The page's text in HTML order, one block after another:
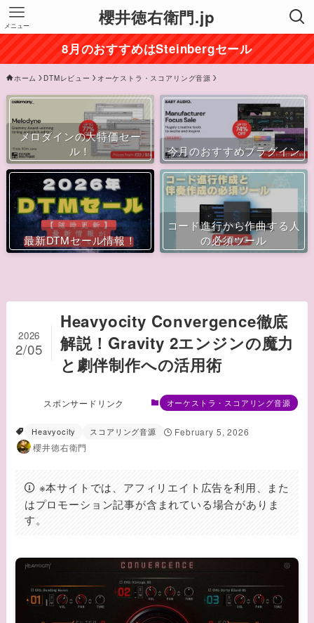
櫻井徳右衛門.jp
メニュー
8月のおすすめはSteinbergセール
ホーム DTMレビュー オーケストラ・スコアリング音源
メロダインの大特価セー
ル！
今月のおすすめプラグイン
最新DTMセール情報！
コード進行から作曲する人
の必須ツール
Heavyocity Convergence徹底
解説！Gravity 2エンジンの魔力
と劇伴制作への活用術
2026
2/05
スポンサードリンク オーケストラ・スコアリング音源
Heavyocity スコアリング音源
February 5, 2026
櫻井徳右衛門
※本サイトでは、アフィリエイト広告を利用、また
はプロモーション記事が含まれている場合がありま
す。